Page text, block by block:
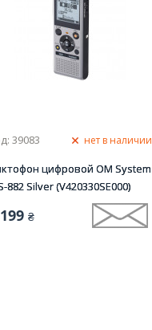
39083 нет в наличии
цифровой OM System
882 Silver (V420330SE000)
₴